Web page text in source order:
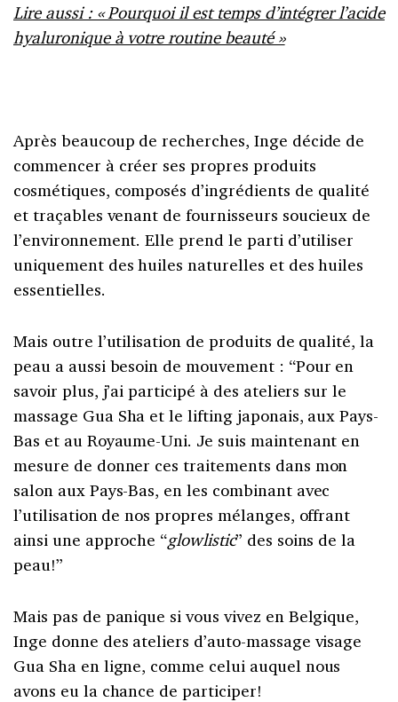
Lire aussi : « Pourquoi il est temps d’intégrer l’acide
hyaluronique à votre routine beauté »
Après beaucoup de recherches, Inge décide de
commencer à créer ses propres produits
cosmétiques, composés d’ingrédients de qualité
et traçables venant de fournisseurs soucieux de
l’environnement. Elle prend le parti d’utiliser
uniquement des huiles naturelles et des huiles
essentielles.
Mais outre l’utilisation de produits de qualité, la
peau a aussi besoin de mouvement : “Pour en
savoir plus, j’ai participé à des ateliers sur le
massage Gua Sha et le lifting japonais, aux Pays-
Bas et au Royaume-Uni. Je suis maintenant en
mesure de donner ces traitements dans mon
salon aux Pays-Bas, en les combinant avec
l’utilisation de nos propres mélanges, offrant
ainsi une approche “glowlistic” des soins de la
peau!”
Mais pas de panique si vous vivez en Belgique,
Inge donne des ateliers d’auto-massage visage
Gua Sha en ligne, comme celui auquel nous
avons eu la chance de participer!